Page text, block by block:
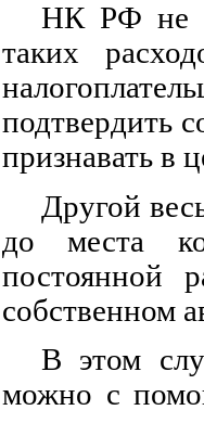
НК РФ не
таких
подтвердить
признавать в
Другой
до места
постоянной
собственном
В этом
можно с